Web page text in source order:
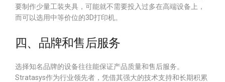
要制作少量工装夹具，可能就不需要投入过多在高端设备上，
而可以选用中等价位的3D打印机。
四、品牌和售后服务
选择知名品牌的设备往往能保证产品质量和售后服务。
Stratasys作为行业领先者，凭借其强大的技术支持和长期积累